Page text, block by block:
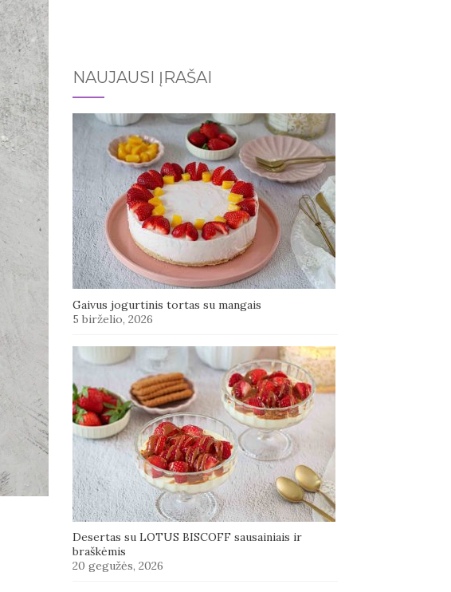
NAUJAUSI ĮRAŠAI
Gaivus jogurtinis tortas su mangais
5 birželio, 2026
Desertas su LOTUS BISCOFF sausainiais ir
braškėmis
20 gegužės, 2026